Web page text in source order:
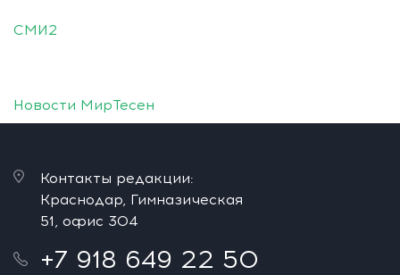
СМИ2
Новости МирТесен
Контакты редакции:
Краснодар, Гимназическая
51, офис 304
+7 918 649 22 50